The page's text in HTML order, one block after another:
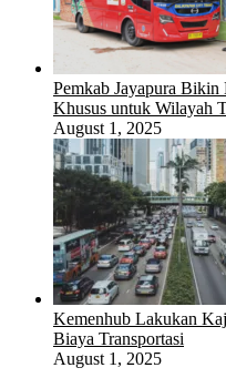
Pemkab Jayapura Bikin
Khusus untuk Wilayah
August 1, 2025
Kemenhub Lakukan
Biaya Transportasi
August 1, 2025